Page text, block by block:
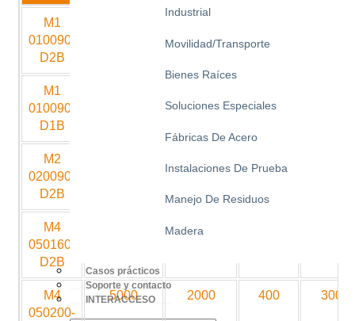
Industrial
Movilidad/Transporte
Bienes Raíces
Soluciones Especiales
Fábricas De Acero
Instalaciones De Prueba
Manejo De Residuos
Madera
Casos prácticos
Soporte y contacto
INTERACCESO
M1
010090-
D2B
M1
010090-
D1B
M2
020090-
D2B
M4
050160-
D2B
1600
M4
050200-
5000 2000 400 3000